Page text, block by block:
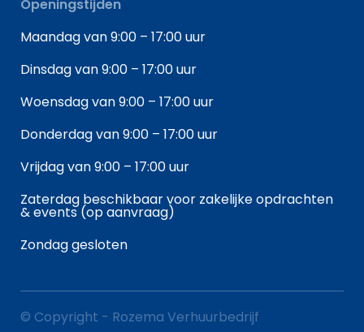
Openingstijden
Maandag van 9:00 – 17:00 uur
Dinsdag van 9:00 – 17:00 uur
Woensdag van 9:00 – 17:00 uur
Donderdag van 9:00 – 17:00 uur
Vrijdag van 9:00 – 17:00 uur
Zaterdag beschikbaar voor zakelijke opdrachten
& events (op aanvraag)
Zondag gesloten
© Copyright - Rozema Verhuurbedrijf